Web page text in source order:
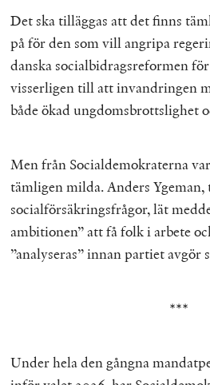
Det ska tilläggas att det finns
på för den som vill angripa
danska socialbidragsreformen
visserligen till att invandringen
både ökad ungdomsbrottslighet
Men från Socialdemokraterna
tämligen milda. Anders Ygeman,
socialförsäkringsfrågor, lät
ambitionen” att få folk i arbete
”analyseras” innan partiet avgör
***
Under hela den gångna